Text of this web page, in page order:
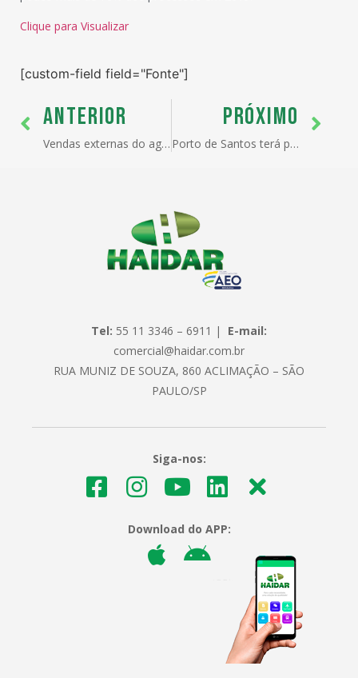
Clique para Visualizar
[custom-field field="Fonte"]
ANTERIOR
Vendas externas do agronegócio somam mais de US$ 8 bilhões em novembro
PRÓXIMO
Porto de Santos terá projeto para agilizar comércio exterior
Tel: 55 11 3346 – 6911 | E-mail:
comercial@haidar.com.br
RUA MUNIZ DE SOUZA, 860 ACLIMAÇÃO – SÃO
PAULO/SP
Siga-nos:
Download do APP: